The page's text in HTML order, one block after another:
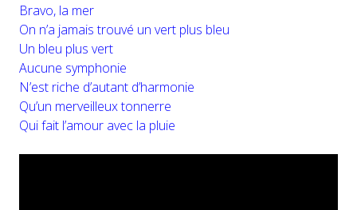
Bravo, la mer
On n’a jamais trouvé un vert plus bleu
Un bleu plus vert
Aucune symphonie
N’est riche d’autant d’harmonie
Qu’un merveilleux tonnerre
Qui fait l’amour avec la pluie